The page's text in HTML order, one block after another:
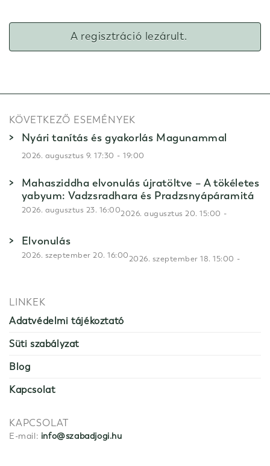
A regisztráció lezárult.
KÖVETKEZŐ ESEMÉNYEK
Nyári tanítás és gyakorlás Magunammal
2026. augusztus 9. 17:30 -19:00
Mahasziddha elvonulás újratöltve – A tökéletes
yabyum: Vadzsradhara és Pradzsnyápáramitá
2026. augusztus 20. 15:00 -
2026. augusztus 23. 16:00
Elvonulás
2026. szeptember 18. 15:00 -
2026. szeptember 20. 16:00
LINKEK
Adatvédelmi tájékoztató
Süti szabályzat
Blog
Kapcsolat
KAPCSOLAT
E-mail: info@szabadjogi.hu